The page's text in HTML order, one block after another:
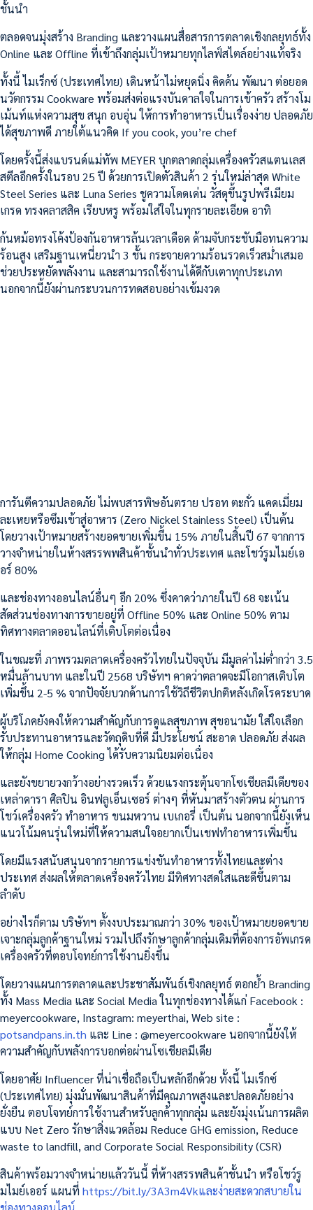
ชั้นนำ
ตลอดจนมุ่งสร้าง Branding และวางแผนสื่อสารการตลาดเชิงกลยุทธ์ทั้ง
Online และ Offline ที่เข้าถึงกลุ่มเป้าหมายทุกไลฟ์สไตล์อย่างแท้จริง
ทั้งนี้ ไมเร็กซ์ (ประเทศไทย) เดินหน้าไม่หยุดนิ่ง คิดค้น พัฒนา ต่อยอด
นวัตกรรม Cookware พร้อมส่งต่อแรงบันดาลใจในการเข้าครัว สร้างโม
เม้นท์แห่งความสุข สนุก อบอุ่น ให้การทำอาหารเป็นเรื่องง่าย ปลอดภัย
ได้สุขภาพดี ภายใต้แนวคิด If you cook, you’re chef
โดยครั้งนี้ส่งแบรนด์แม่ทัพ MEYER บุกตลาดกลุ่มเครื่องครัวสแตนเลส
สตีลอีกครั้งในรอบ 25 ปี ด้วยการเปิดตัวสินค้า 2 รุ่นใหม่ล่าสุด White
Steel Series และ Luna Series ชูความโดดเด่น วัสดุขึ้นรูปพรีเมียม
เกรด ทรงคลาสสิค เรียบหรู พร้อมใส่ใจในทุกรายละเอียด อาทิ
ก้นหม้อทรงโค้งป้องกันอาหารล้นเวลาเดือด ด้ามจับกระชับมือทนความ
ร้อนสูง เสริมฐานเหนี่ยวนำ 3 ชั้น กระจายความร้อนรวดเร็วสม่ำเสมอ
ช่วยประหยัดพลังงาน และสามารถใช้งานได้ดีกับเตาทุกประเภท
นอกจากนี้ยังผ่านกระบวนการทดสอบอย่างเข้มงวด
การันตีความปลอดภัย ไม่พบสารพิษอันตราย ปรอท ตะกั่ว แคดเมี่ยม
ละเหยหรือซึมเข้าสู่อาหาร (Zero Nickel Stainless Steel) เป็นต้น
โดยวางเป้าหมายสร้างยอดขายเพิ่มขึ้น 15% ภายในสิ้นปี 67 จากการ
วางจำหน่ายในห้างสรรพพสินค้าชั้นนำทั่วประเทศ และโชว์รูมไมย์เอ
อร์ 80%
และช่องทางออนไลน์อื่นๆ อีก 20% ซึ่งคาดว่าภายในปี 68 จะเน้น
สัดส่วนช่องทางการขายอยู่ที่ Offline 50% และ Online 50% ตาม
ทิศทางตลาดออนไลน์ที่เติบโตต่อเนื่อง
ในขณะที่ ภาพรวมตลาดเครื่องครัวไทยในปัจจุบัน มีมูลค่าไม่ต่ำกว่า 3.5
หมื่นล้านบาท และในปี 2568 บริษัทฯ คาดว่าตลาดจะมีโอกาสเติบโต
เพิ่มขึ้น 2-5 % จากปัจจัยบวกด้านการใช้วิถีชีวิตปกติหลังเกิดโรคระบาด
ผู้บริโภคยังคงให้ความสำคัญกับการดูแลสุขภาพ สุขอนามัย ใส่ใจเลือก
รับประทานอาหารและวัตถุดิบที่ดี มีประโยชน์ สะอาด ปลอดภัย ส่งผล
ให้กลุ่ม Home Cooking ได้รับความนิยมต่อเนื่อง
และยังขยายวงกว้างอย่างรวดเร็ว ด้วยแรงกระตุ้นจากโซเชียลมีเดียของ
เหล่าดารา ศิลปิน อินฟลูเอ็นเซอร์ ต่างๆ ที่หันมาสร้างตัวตน ผ่านการ
โชว์เครื่องครัว ทำอาหาร ขนมหวาน เบเกอรี่ เป็นต้น นอกจากนี้ยังเห็น
แนวโน้มคนรุ่นใหม่ที่ให้ความสนใจอยากเป็นเชฟทำอาหารเพิ่มขึ้น
โดยมีแรงสนับสนุนจากรายการแข่งขันทำอาหารทั้งไทยและต่าง
ประเทศ ส่งผลให้ตลาดเครื่องครัวไทย มีทิศทางสดใสและดีขึ้นตาม
ลำดับ
อย่างไรก็ตาม บริษัทฯ ตั้งงบประมาณกว่า 30% ของเป้าหมายยอดขาย
เจาะกลุ่มลูกค้าฐานใหม่ รวมไปถึงรักษาลูกค้ากลุ่มเดิมที่ต้องการอัพเกรด
เครื่องครัวที่ตอบโจทย์การใช้งานยิ่งขึ้น
โดยวางแผนการตลาดและประชาสัมพันธ์เชิงกลยุทธ์ ตอกย้ำ Branding
ทั้ง Mass Media และ Social Media ในทุกช่องทางได้แก่ Facebook :
meyercookware, Instagram: meyerthai, Web site :
potsandpans.in.th และ Line : @meyercookware นอกจากนี้ยังให้
ความสำคัญกับพลังการบอกต่อผ่านโซเชียลมีเดีย
โดยอาศัย Influencer ที่น่าเชื่อถือเป็นหลักอีกด้วย ทั้งนี้ ไมเร็กซ์
(ประเทศไทย) มุ่งมั่นพัฒนาสินค้าที่มีคุณภาพสูงและปลอดภัยอย่าง
ยั่งยืน ตอบโจทย์การใช้งานสำหรับลูกค้าทุกกลุ่ม และยังมุ่งเน้นการผลิต
แบบ Net Zero รักษาสิ่งแวดล้อม Reduce GHG emission, Reduce
waste to landfill, and Corporate Social Responsibility (CSR)
สินค้าพร้อมวางจำหน่ายแล้ววันนี้ ที่ห้างสรรพสินค้าชั้นนำ หรือโชว์รู
มไมย์เออร์ แผนที่ https://bit.ly/3A3m4Vkและง่ายสะดวกสบายใน